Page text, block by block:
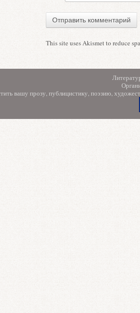
This site uses Akismet to reduce
вашу прозу, публицистику, поэзию,